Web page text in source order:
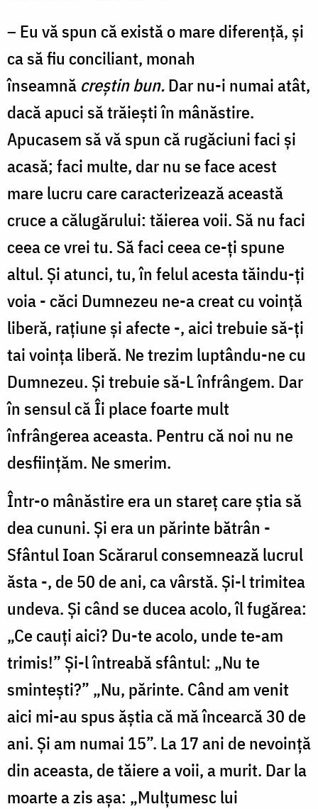
– Eu vă spun că există o mare diferență, și
ca să fiu conciliant, monah
înseamnă creștin bun.Dar nu-i numai atât,
dacă apuci să trăiești în mânăstire.
Apucasem să vă spun că rugăciuni faci și
acasă; faci multe, dar nu se face acest
mare lucru care caracterizează această
cruce a călugărului: tăierea voii. Să nu faci
ceea ce vrei tu. Să faci ceea ce-ți spune
altul. Și atunci, tu, în felul acesta tăindu-ți
voia - căci Dumnezeu ne-a creat cu voință
liberă, rațiune și afecte -, aici trebuie să-ți
tai voința liberă. Ne trezim luptându-ne cu
Dumnezeu. Și trebuie să-L înfrângem. Dar
în sensul că Îi place foarte mult
înfrângerea aceasta. Pentru că noi nu ne
desființăm. Ne smerim.
Într-o mânăstire era un stareț care știa să
dea cununi. Și era un părinte bătrân -
Sfântul Ioan Scărarul consemnează lucrul
ăsta -, de 50 de ani, ca vârstă. Și-l trimitea
undeva. Și când se ducea acolo, îl fugărea:
„Ce cauți aici? Du-te acolo, unde te-am
trimis!” Și-l întreabă sfântul: „Nu te
smintești?” „Nu, părinte. Când am venit
aici mi-au spus ăștia că mă încearcă 30 de
ani. Și am numai 15”. La 17 ani de nevoință
din aceasta, de tăiere a voii, a murit. Dar la
moarte a zis așa: „Mulțumesc lui